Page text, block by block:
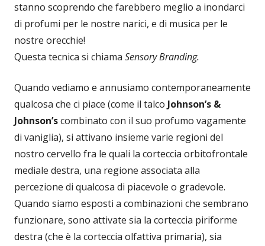
stanno scoprendo che farebbero meglio a inondarci
di profumi per le nostre narici, e di musica per le
nostre orecchie!
Questa tecnica si chiama Sensory Branding.
Quando vediamo e annusiamo contemporaneamente
qualcosa che ci piace (come il talco Johnson’s &
Johnson’scombinato con il suo profumo vagamente
di vaniglia), si attivano insieme varie regioni del
nostro cervello fra le quali la corteccia orbitofrontale
mediale destra, una regione associata alla
percezione di qualcosa di piacevole o gradevole.
Quando siamo esposti a combinazioni che sembrano
funzionare, sono attivate sia la corteccia piriforme
destra (che è la corteccia olfattiva primaria), sia